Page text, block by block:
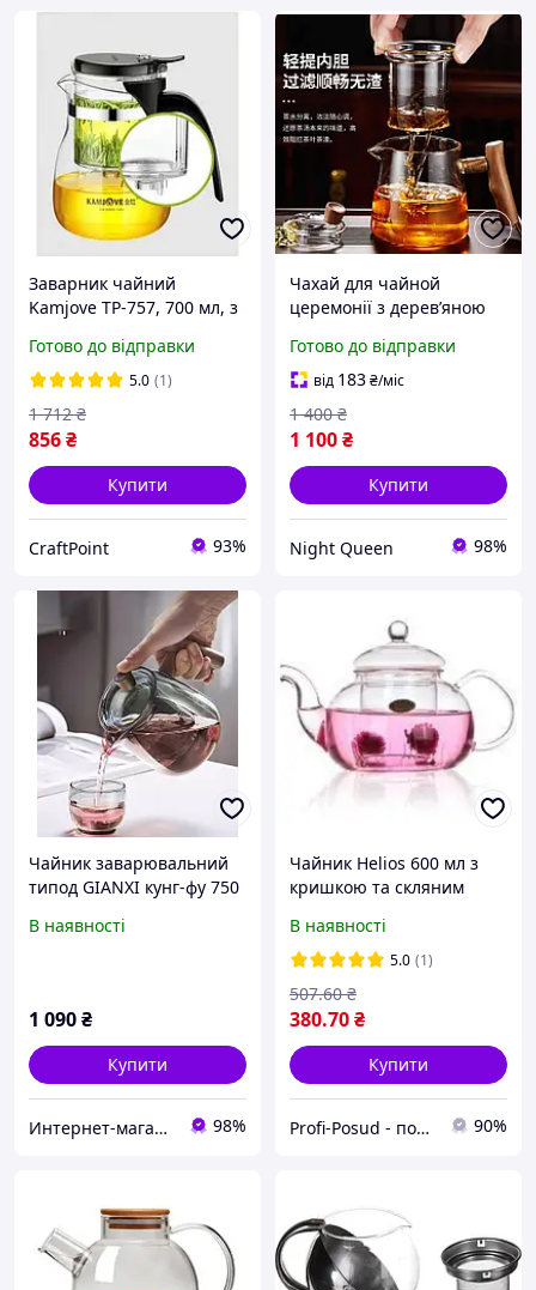
Заварник чайний
Kamjove TP-757, 700 мл, з
термостійким склом для
чайних церемоній
Готово до відправки
5.0 (1)
856₴
1 712 ₴
Купити
CraftPoint 93%
Чахай для чайной
церемонії з деревʼяною
Готово до відправки
від 183₴/міс
1 100₴
1 400 ₴
Купити
Night Queen 98%
Чайник заварювальний
типод GIANXI кунг-фу 750
В наявності
1 090₴
Купити
Интернет-магазин "BestSeller" 98%
Чайник Helios 600 мл з
кришкою та скляним
В наявності
5.0 (1)
380.70₴
507.60 ₴
Купити
Profi-Posud - посуд для вашої оселі 90%